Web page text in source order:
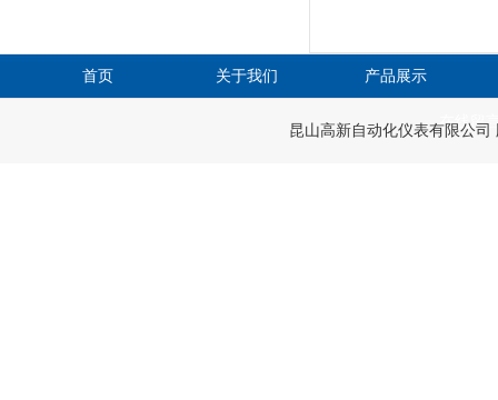
首页 关于我们 产品展示
在线留
昆山高新自动化仪表有限公